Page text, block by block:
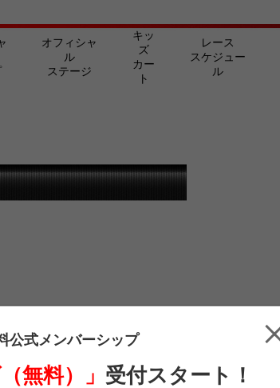
オフィシャ
ル
ステージ
キッ
ズ
カー
ト
レース
スケジュー
ル
公式メンバーシップ
無料）」 受付スタート！